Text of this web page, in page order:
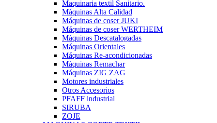
Maquinaria textil Sanitario.
Máquinas Alta Calidad
Máquinas de coser JUKI
Máquinas de coser WERTHEIM
Máquinas Descatalogadas
Máquinas Orientales
Máquinas Re-acondicionadas
Máquinas Remachar
Máquinas ZIG ZAG
Motores industriales
Otros Accesorios
PFAFF industrial
SIRUBA
ZOJE